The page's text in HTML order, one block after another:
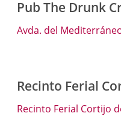
Pub The Drunk
Avda. del
Recinto Ferial
Recinto Ferial Cortijo